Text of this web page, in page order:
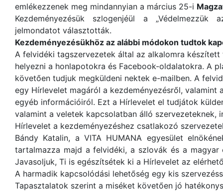
emlékezzenek meg mindannyian a március 25-i
Kezdeményezésük szlogenjéül a
jelmondatot választották.
Kezdeményezésükhöz az alábbi módokon tudtok
A felvidéki tagszervezetek által az alkalomra
helyezni a honlapotokra és Facebook-oldalatokra. A
követően tudjuk megküldeni nektek e-mailben. A
egy Hírlevelet magáról a kezdeményezésről, valamint
egyéb információiról. Ezt a Hírlevelet el tudjátok
valamint a veletek kapcsolatban álló szervezeteknek,
Hírlevelet a kezdeményezéshez csatlakozó
Bándy Katalin, a VITA HUMANA egyesület
tartalmazza majd a felvidéki, a szlovák és a magyar
Javasoljuk, Ti is egészítsétek ki a Hírlevelet az
A harmadik kapcsolódási lehetőség egy kis
Tapasztalatok szerint a miséket követően jó